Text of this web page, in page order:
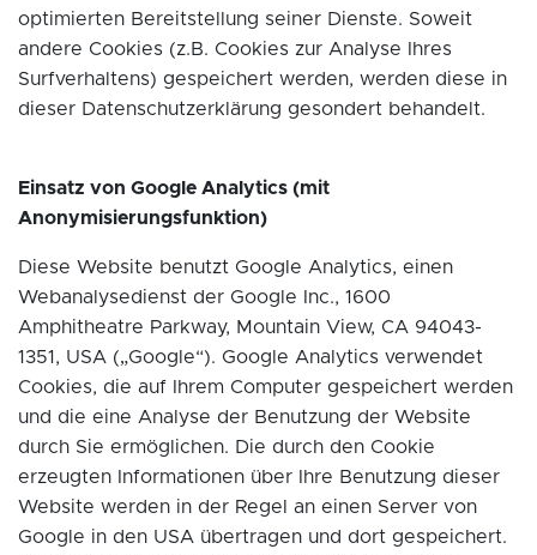
optimierten Bereitstellung seiner Dienste. Soweit
andere Cookies (z.B. Cookies zur Analyse Ihres
Surfverhaltens) gespeichert werden, werden diese in
dieser Datenschutzerklärung gesondert behandelt.
Einsatz von Google Analytics (mit
Anonymisierungsfunktion)
Diese Website benutzt Google Analytics, einen
Webanalysedienst der Google Inc., 1600
Amphitheatre Parkway, Mountain View, CA 94043-
1351, USA („Google“). Google Analytics verwendet
Cookies, die auf Ihrem Computer gespeichert werden
und die eine Analyse der Benutzung der Website
durch Sie ermöglichen. Die durch den Cookie
erzeugten Informationen über Ihre Benutzung dieser
Website werden in der Regel an einen Server von
Google in den USA übertragen und dort gespeichert.